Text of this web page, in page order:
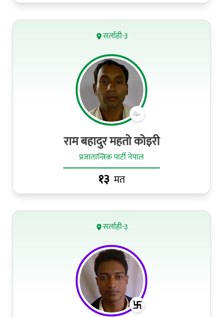
सर्लाही-३
राम बहादुर महतो कोइरी
प्रजातान्त्रिक पार्टी नेपाल
१३ मत
सर्लाही-३